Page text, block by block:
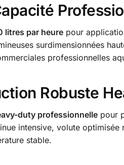
litres par heurepour
surdimensionnées
professionnelles
Robuste
duty professionnellepour
intensive, volute
stable.